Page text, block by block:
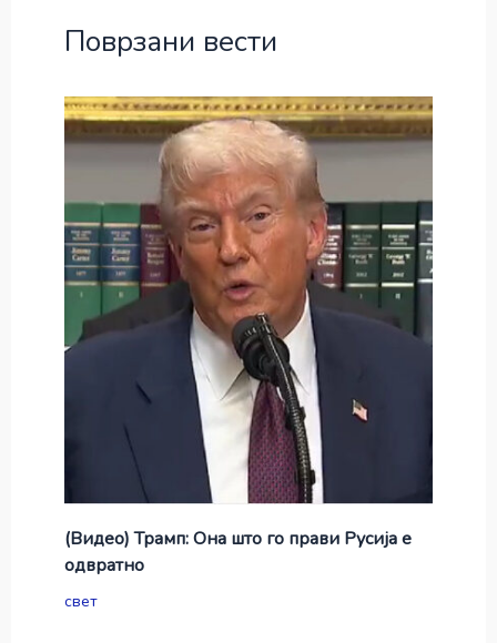
Поврзани вести
(Видео) Трамп: Она што го прави Русија е
одвратно
свет